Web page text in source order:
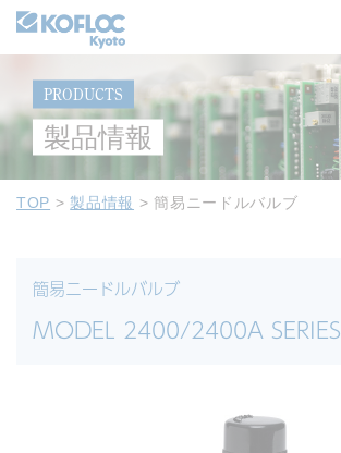
PRODUCTS
製品情報
TOP >製品情報 > 簡易ニードルバルブ
簡易ニードルバルブ
MODEL 2400/2400A SERIES